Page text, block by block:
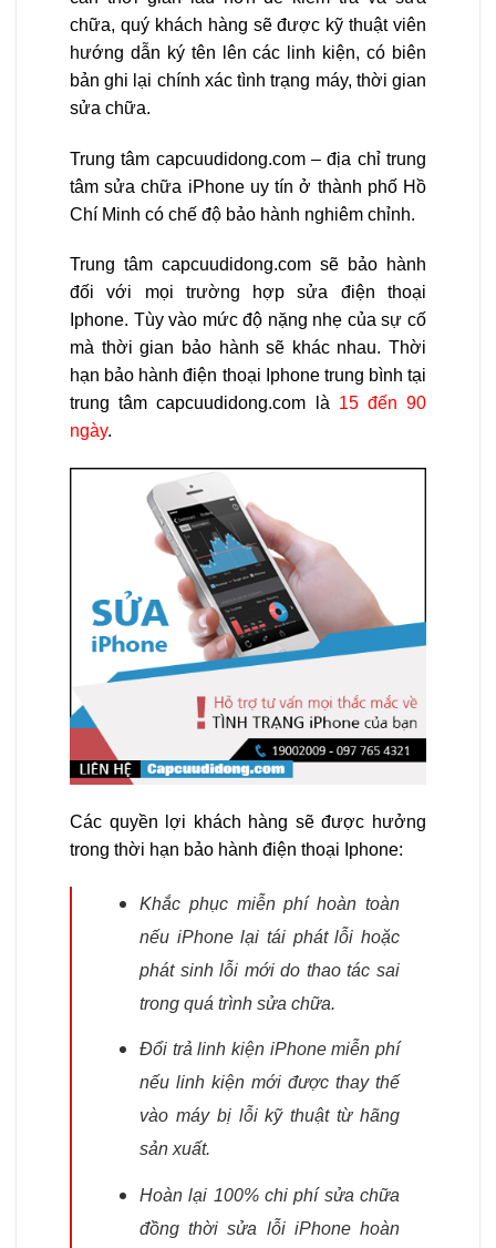
chữa, quý khách hàng sẽ được kỹ thuật viên
hướng dẫn ký tên lên các linh kiện, có biên
bản ghi lại chính xác tình trạng máy, thời gian
sửa chữa.
Trung tâm capcuudidong.com – địa chỉ trung
tâm sửa chữa iPhone uy tín ở thành phố Hồ
Chí Minh có chế độ bảo hành nghiêm chỉnh.
Trung tâm capcuudidong.com sẽ bảo hành
đối với mọi trường hợp sửa điện thoại
Iphone. Tùy vào mức độ nặng nhẹ của sự cố
mà thời gian bảo hành sẽ khác nhau. Thời
hạn bảo hành điện thoại Iphone trung bình tại
trung tâm capcuudidong.com là 15 đến 90
ngày.
Các quyền lợi khách hàng sẽ được hưởng
trong thời hạn bảo hành điện thoại Iphone:
Khắc phục miễn phí hoàn toàn
nếu iPhone lại tái phát lỗi hoặc
phát sinh lỗi mới do thao tác sai
trong quá trình sửa chữa.
Đổi trả linh kiện iPhone miễn phí
nếu linh kiện mới được thay thế
vào máy bị lỗi kỹ thuật từ hãng
sản xuất.
Hoàn lại 100% chi phí sửa chữa
đồng thời sửa lỗi iPhone hoàn